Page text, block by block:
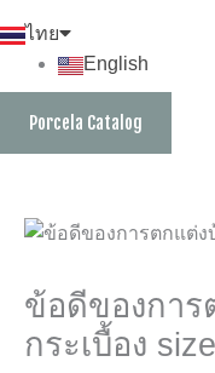
ไทย
English
Porcela Catalog
ข้อดีของการ
กระเบื้อง